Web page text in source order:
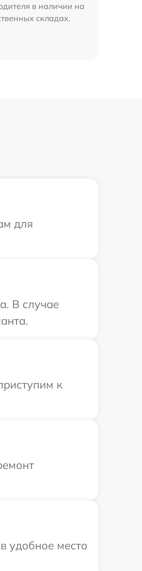
в наличии на
складах.
для
В случае
к
удобное место